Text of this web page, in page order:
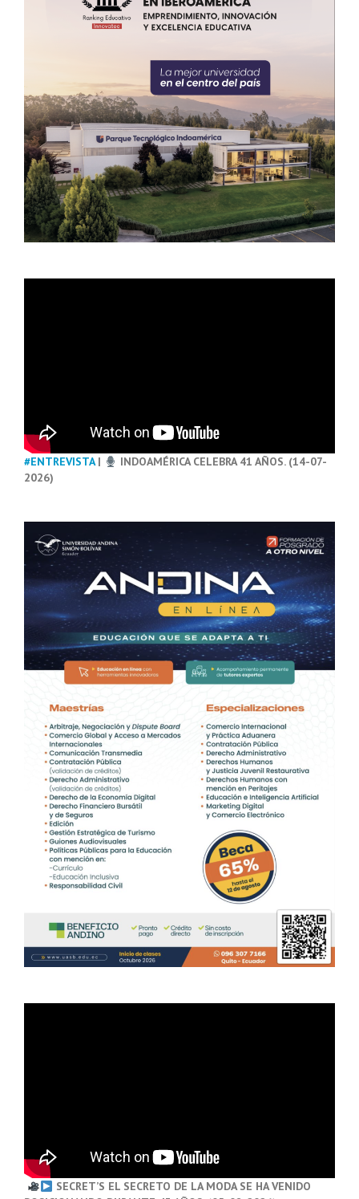
#ENTREVISTA|
INDOAMÉRICA CELEBRA 41 AÑOS. (14-07-
2026)
SECRET’S EL SECRETO DE LA MODA SE HA VENIDO